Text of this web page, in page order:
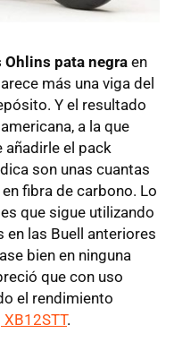
pata negraen
más una viga del
Y el resultado
a la que
añadirle el pack
son unas cuantas
fibra de carbono. Lo
que sigue utilizando
en las Buell anteriores
bien en ninguna
que con uso
el rendimiento
.